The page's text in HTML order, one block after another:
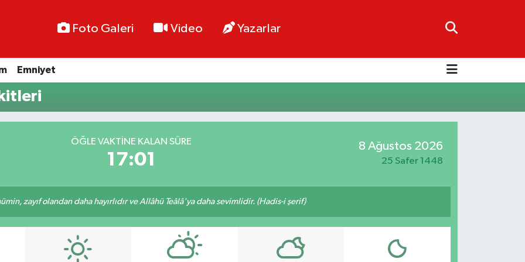
Foto Galeri Video Yazarlar
Emniyet
ÖĞLE VAKTINE KALAN SÜRE
17:01
8 Ağustos 2026
25 Safer 1448
zayıf olandan daha hayırlıdır ve Allâhü Teâlâ'ya daha sevimlidir. (Hadis-i şerif)